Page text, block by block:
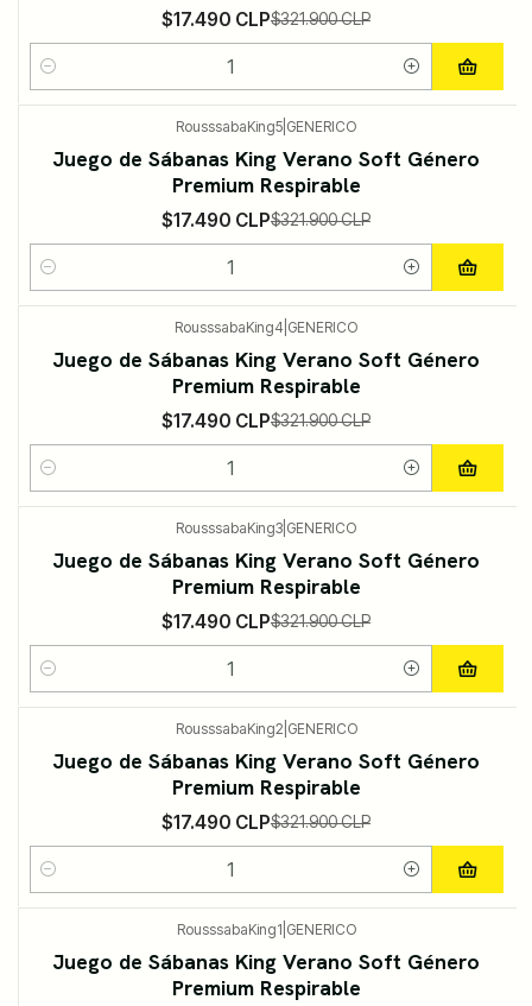
$17.490 CLP$321.900 CLP
Cantidad
RousssabaKing5 GENERICO
Juego de Sábanas King Verano Soft Género
Premium Respirable
$17.490 CLP$321.900 CLP
Cantidad
RousssabaKing4 GENERICO
Juego de Sábanas King Verano Soft Género
Premium Respirable
$17.490 CLP$321.900 CLP
Cantidad
RousssabaKing3 GENERICO
Juego de Sábanas King Verano Soft Género
Premium Respirable
$17.490 CLP$321.900 CLP
Cantidad
RousssabaKing2 GENERICO
Juego de Sábanas King Verano Soft Género
Premium Respirable
$17.490 CLP$321.900 CLP
Cantidad
RousssabaKing1 GENERICO
Juego de Sábanas King Verano Soft Género
Premium Respirable